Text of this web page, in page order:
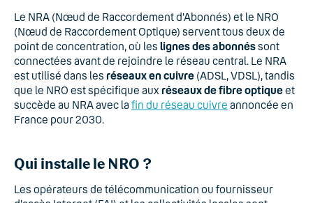
Le NRA (Nœud de Raccordement d'Abonnés) et le NRO
(Nœud de Raccordement Optique) servent tous deux de
point de concentration, où les lignes des abonnéssont
connectées avant de rejoindre le réseau central. Le NRA
est utilisé dans les réseaux en cuivre (ADSL, VDSL), tandis
que le NRO est spécifique aux réseaux de fibre optiqueet
succède au NRA avec la fin du réseau cuivre annoncée en
France pour 2030.
Qui installe le NRO ?
Les opérateurs de télécommunication ou fournisseur